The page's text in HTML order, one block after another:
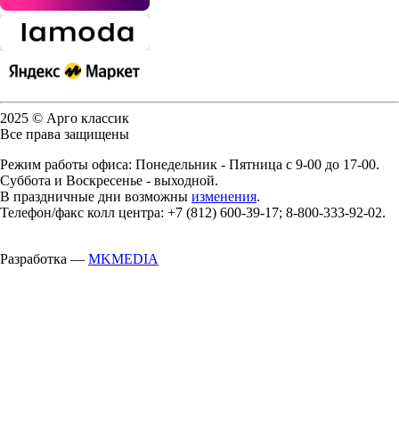
2025 © Арго классик
Все права защищены
Режим работы офиса: Понедельник - Пятница с 9-00 до 17-00.
Суббота и Воскресенье - выходной.
В праздничные дни возможны изменения.
Телефон/факс колл центра: +7 (812) 600-39-17; 8-800-333-92-02.
Разработка — MKMEDIA